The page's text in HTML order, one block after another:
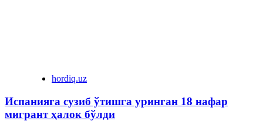
hordiq.uz
Испанияга сузиб ўтишга уринган 18 нафар
мигрант ҳалок бўлди